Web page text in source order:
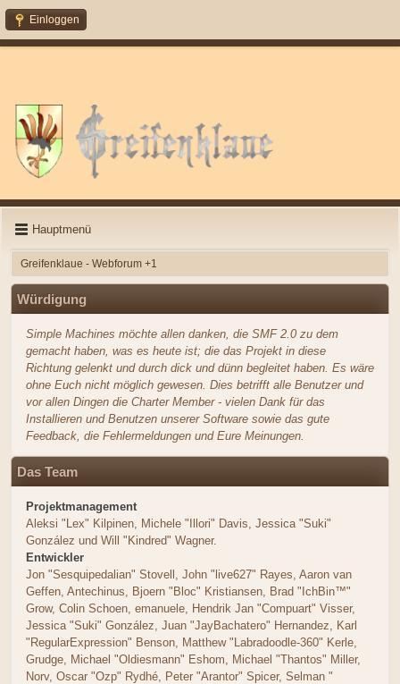
Einloggen
Hauptmenü
Greifenklaue - Webforum +1
Würdigung
Simple Machines möchte allen danken, die SMF 2.0 zu dem
gemacht haben, was es heute ist; die das Projekt in diese
Richtung gelenkt und durch dick und dünn begleitet haben. Es wäre
ohne Euch nicht möglich gewesen. Dies betrifft alle Benutzer und
vor allen Dingen die Charter Member - vielen Dank für das
Installieren und Benutzen unserer Software sowie das gute
Feedback, die Fehlermeldungen und Eure Meinungen.
Das Team
Projektmanagement
Aleksi "Lex" Kilpinen, Michele "Illori" Davis, Jessica "Suki"
González und Will "Kindred" Wagner.
Entwickler
Jon "Sesquipedalian" Stovell, John "live627" Rayes, Aaron van
Geffen, Antechinus, Bjoern "Bloc" Kristiansen, Brad "IchBin™"
Grow, Colin Schoen, emanuele, Hendrik Jan "Compuart" Visser,
Jessica "Suki" González, Juan "JayBachatero" Hernandez, Karl
"RegularExpression" Benson, Matthew "Labradoodle-360" Kerle,
Grudge, Michael "Oldiesmann" Eshom, Michael "Thantos" Miller,
Norv, Oscar "Ozp" Rydhé, Peter "Arantor" Spicer, Selman "